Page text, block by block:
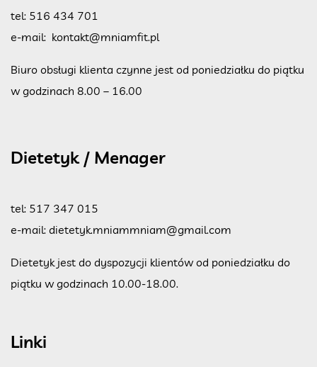
tel: 516 434 701
e-mail: kontakt@mniamfit.pl
Biuro obsługi klienta czynne jest od poniedziałku do piątku
w godzinach 8.00 – 16.00
Dietetyk / Menager
tel: 517 347 015
e-mail: dietetyk.mniammniam@gmail.com
Dietetyk jest do dyspozycji klientów od poniedziałku do
piątku w godzinach 10.00-18.00.
Linki